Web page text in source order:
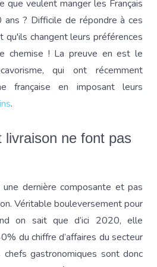
que veulent manger les Français
? Difficile de répondre à ces
qu'ils changent leurs préférences
chemise ! La preuve en est le
qui ont récemment
française en imposant leurs
.
livraison ne font pas
dernière composante et pas
Véritable bouleversement pour
on sait que d’ici 2020, elle
du chiffre d’affaires du secteur
gastronomiques sont donc